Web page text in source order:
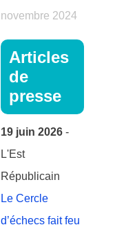
novembre 2024
Articles
de
presse
19 juin 2026 -
L'Est
Républicain
Le Cercle
d’échecs fait feu